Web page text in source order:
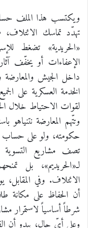
ويكتسب هذا الملف
تهدّد تماسك الائتلاف،
«الحريدية» تضغط
الإعفاءات أو يخفّف
داخل الجيش
الخدمة العسكرية على
لقوات الاحتياط خلال
وتتّهم المعارضة نتنياهو
حكومته، ولو على حساب
تصف مشاريع التسوية
لـ«الحريديم»، بل
الائتلاف. وفي المقابل،
أن الحفاظ على مكانة
شرطاً أساسياً لاستمرار
وعلى أيّ حال، يبدو أن